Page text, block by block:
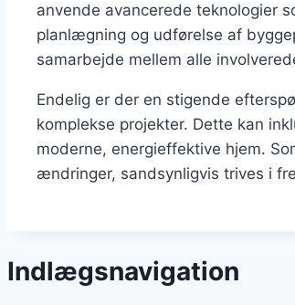
anvende avancerede teknologier
planlægning og udførelse af
samarbejde mellem alle
Endelig er der en stigende
komplekse projekter. Dette kan
moderne, energieffektive hjem.
ændringer, sandsynligvis trives i
Indlægsnavigation